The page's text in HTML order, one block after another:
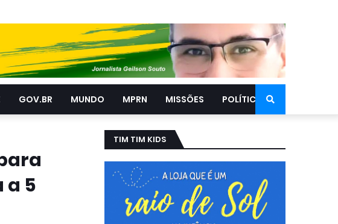
GOV.BR MUNDO MPRN MISSÕES POLÍTICA
a 5
TIM TIM KIDS